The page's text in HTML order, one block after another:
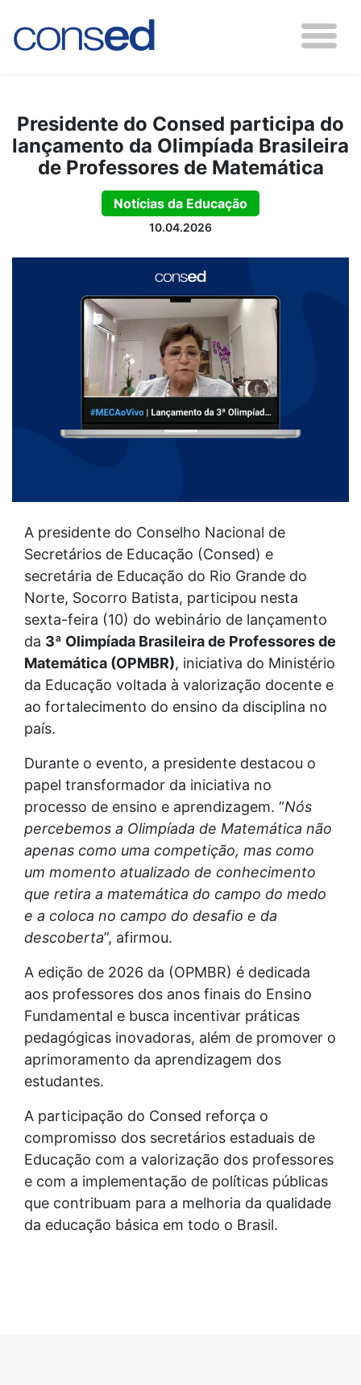
Presidente do Consed participa do
lançamento da Olimpíada Brasileira
de Professores de Matemática
Notícias da Educação
10.04.2026
A presidente do Conselho Nacional de
Secretários de Educação (Consed) e
secretária de Educação do Rio Grande do
Norte, Socorro Batista, participou nesta
sexta-feira (10) do webinário de lançamento
da 3ª Olimpíada Brasileira de Professores de
Matemática (OPMBR), iniciativa do Ministério
da Educação voltada à valorização docente e
ao fortalecimento do ensino da disciplina no
país.
Durante o evento, a presidente destacou o
papel transformador da iniciativa no
processo de ensino e aprendizagem. “Nós
percebemos a Olimpíada de Matemática não
apenas como uma competição, mas como
um momento atualizado de conhecimento
que retira a matemática do campo do medo
e a coloca no campo do desafio e da
descoberta”, afirmou.
A edição de 2026 da (OPMBR) é dedicada
aos professores dos anos finais do Ensino
Fundamental e busca incentivar práticas
pedagógicas inovadoras, além de promover o
aprimoramento da aprendizagem dos
estudantes.
A participação do Consed reforça o
compromisso dos secretários estaduais de
Educação com a valorização dos professores
e com a implementação de políticas públicas
que contribuam para a melhoria da qualidade
da educação básica em todo o Brasil.